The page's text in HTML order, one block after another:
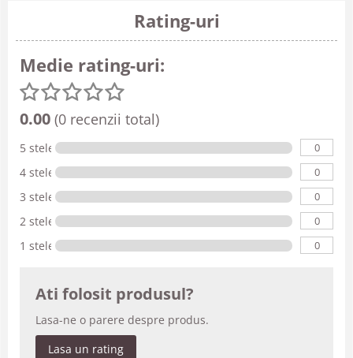
Rating-uri
Medie rating-uri:
0.00 (0 recenzii total)
5 stele 0
4 stele 0
3 stele 0
2 stele 0
1 stele 0
Ati folosit produsul?
Lasa-ne o parere despre produs.
Lasa un rating